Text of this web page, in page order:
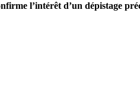
l’intérêt d’un dépistage